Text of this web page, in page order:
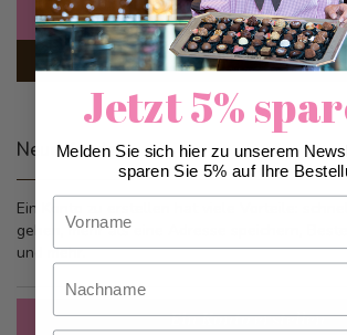
Anmelden
Passwort vergessen?
Neue Kunden
Ein Konto zu erstellen hat viele Vorteile:
gehen, mehr als eine Adresse speichern,
und mehr.
Ein Konto erstellen
Jetzt 5%
Melden Sie sich hier zu unserem
sparen Sie 5% auf Ihre
Nachname